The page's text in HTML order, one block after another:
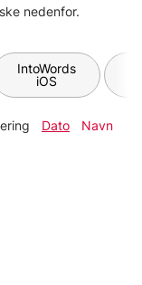
nedenfor.
IntoWords
iOS
Dato Navn